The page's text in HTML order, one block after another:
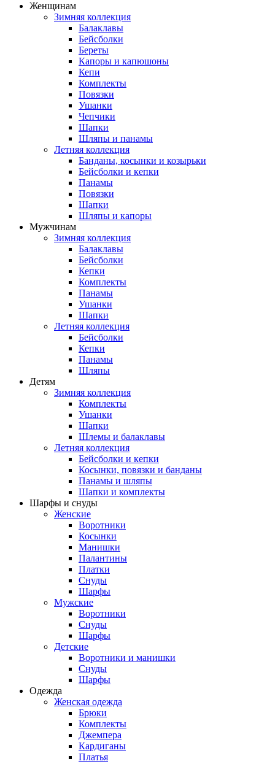
Женщинам
Зимняя коллекция
Балаклавы
Бейсболки
Береты
Капоры и капюшоны
Кепи
Комплекты
Повязки
Ушанки
Чепчики
Шапки
Шляпы и панамы
Летняя коллекция
Банданы, косынки и козырьки
Бейсболки и кепки
Панамы
Повязки
Шапки
Шляпы и капоры
Мужчинам
Зимняя коллекция
Балаклавы
Бейсболки
Кепки
Комплекты
Панамы
Ушанки
Шапки
Летняя коллекция
Бейсболки
Кепки
Панамы
Шляпы
Детям
Зимняя коллекция
Комплекты
Ушанки
Шапки
Шлемы и балаклавы
Летняя коллекция
Бейсболки и кепки
Косынки, повязки и банданы
Панамы и шляпы
Шапки и комплекты
Шарфы и снуды
Женские
Воротники
Косынки
Манишки
Палантины
Платки
Снуды
Шарфы
Мужские
Воротники
Снуды
Шарфы
Детские
Воротники и манишки
Снуды
Шарфы
Одежда
Женская одежда
Брюки
Комплекты
Джемпера
Кардиганы
Платья